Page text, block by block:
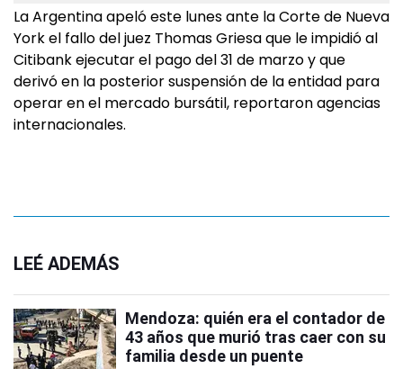
La Argentina apeló este lunes ante la Corte de Nueva
York el fallo del juez Thomas Griesa que le impidió al
Citibank ejecutar el pago del 31 de marzo y que
derivó en la posterior suspensión de la entidad para
operar en el mercado bursátil, reportaron agencias
internacionales.
LEÉ ADEMÁS
Mendoza: quién era el contador de
43 años que murió tras caer con su
familia desde un puente